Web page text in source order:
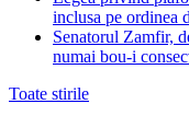
inclusa pe ordinea
Senatorul Zamfir,
numai bou-i
Toate stirile